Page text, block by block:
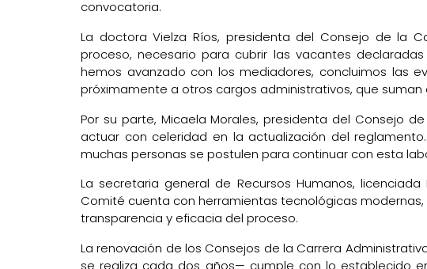
convocatoria.
La doctora Vielza Ríos, presidenta del Consejo de la
proceso, necesario para cubrir las vacantes
hemos avanzado con los mediadores, concluimos las
próximamente a otros cargos administrativos, que suman
Por su parte, Micaela Morales, presidenta del Consejo
actuar con celeridad en la actualización del
muchas personas se postulen para continuar con esta
La secretaria general de Recursos Humanos,
Comité cuenta con herramientas tecnológicas
transparencia y eficacia del proceso.
La renovación de los Consejos de la Carrera
se realiza cada dos años— cumple con lo establecido